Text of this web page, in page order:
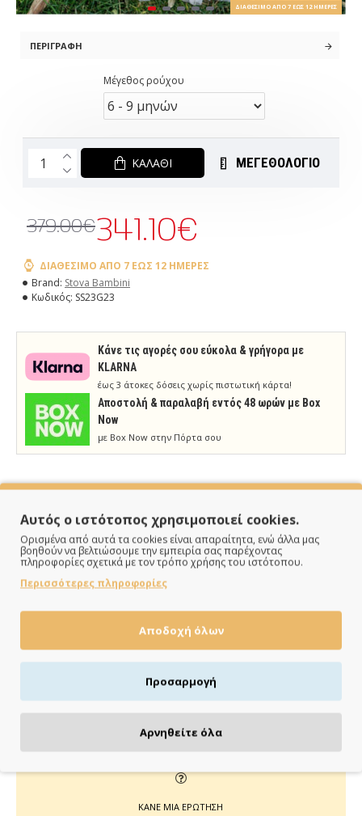
ΔΙΑΘΈΣΙΜΟ ΑΠΌ 7 ΈΩΣ 12 ΗΜΈΡΕΣ
ΠΕΡΙΓΡΑΦΉ
ΔΙΑΘΈΣΙΜΟ ΑΠΌ 7 ΈΩΣ 12 ΗΜΈΡΕΣ
Brand: Stova Bambini
Κωδικός: SS23G23
341.10€
379.00€
Μέγεθος ρούχου
ΚΑΛΆΘΙ ΜΕΓΕΘΟΛΟΓΙΟ
Κάνε τις αγορές σου εύκολα & γρήγορα με
KLARNA
έως 3 άτοκες δόσεις χωρίς πιστωτική κάρτα!
Aποστολή & παραλαβή εντός 48 ωρών με Box
Now
με Box Now στην Πόρτα σου
ΠΑΡΑΔΙΔΟΥΜΕ ΓΡΗΓΟΡΑ
Άμεση αποστολή της παραγγελίας σου σε 1 - 2 εργάσιμες
ΠΛΗΡΩΝΕΙΣ ΟΠΩΣ ΘΕΣ
ΚΑΝΕ ΜΙΑ ΕΡΩΤΗΣΗ
Αυτός ο ιστότοπος χρησιμοποιεί cookies.
Ορισμένα από αυτά τα cookies είναι απαραίτητα, ενώ άλλα μας
βοηθούν να βελτιώσουμε την εμπειρία σας παρέχοντας
πληροφορίες σχετικά με τον τρόπο χρήσης του ιστότοπου.
Περισσότερες πληροφορίες
Αποδοχή όλων
Προσαρμογή
Αρνηθείτε όλα